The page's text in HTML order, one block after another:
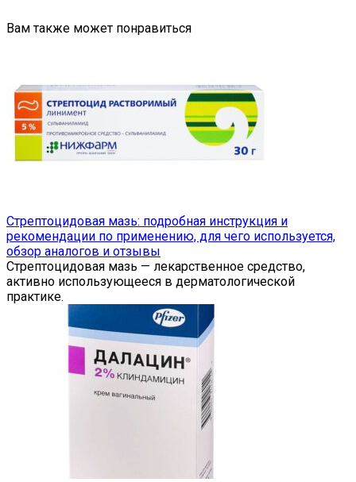
Вам также может понравиться
Стрептоцидовая мазь: подробная инструкция и
рекомендации по применению, для чего используется,
обзор аналогов и отзывы
Стрептоцидовая мазь — лекарственное средство,
активно использующееся в дерматологической
практике.